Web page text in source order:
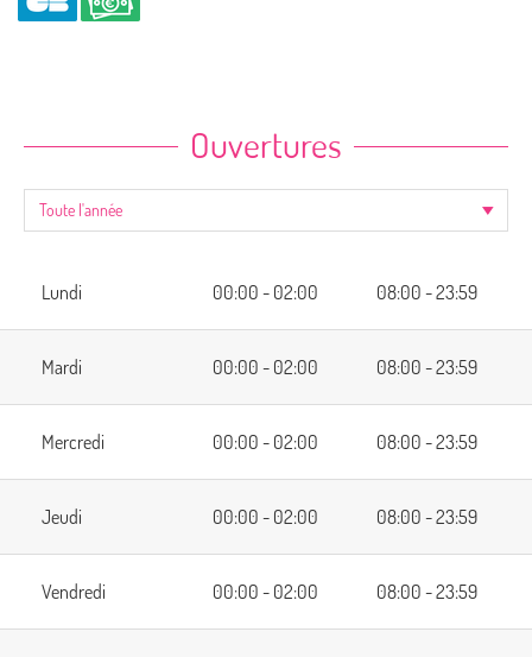
Ouvertures
Lundi 00:00 - 02:00 08:00 - 23:59
Mardi 00:00 - 02:00 08:00 - 23:59
Mercredi 00:00 - 02:00 08:00 - 23:59
Jeudi 00:00 - 02:00 08:00 - 23:59
Vendredi 00:00 - 02:00 08:00 - 23:59